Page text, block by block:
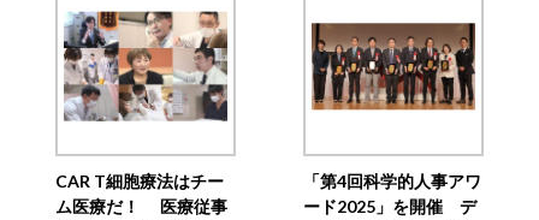
CAR T細胞療法はチー
ム医療だ！ 医療従事
「第4回科学的人事アワ
ード2025」を開催 デ